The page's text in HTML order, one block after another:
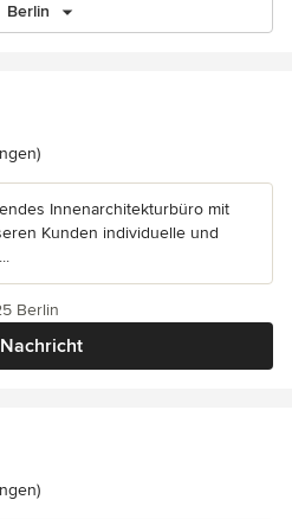
Berlin
5 von 5 Sternen
Innenarchitekturbüro mit
Kunden individuelle und
Nachricht
Berlin
5 von 5 Sternen